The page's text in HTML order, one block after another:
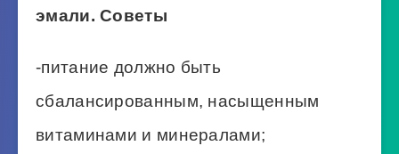
эмали. Советы
-питание должно быть
сбалансированным, насыщенным
витаминами и минералами;